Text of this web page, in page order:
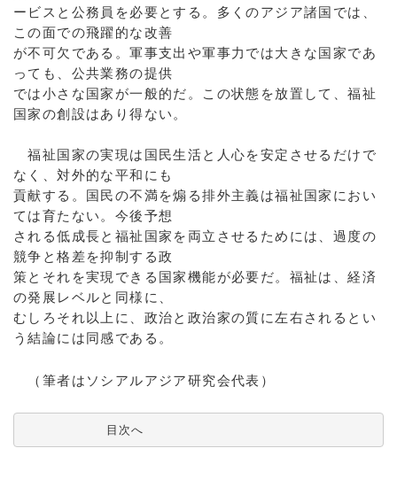
ービスと公務員を必要とする。多くのアジア諸国では、
この面での飛躍的な改善
が不可欠である。軍事支出や軍事力では大きな国家であ
っても、公共業務の提供
では小さな国家が一般的だ。この状態を放置して、福祉
国家の創設はあり得ない。
福祉国家の実現は国民生活と人心を安定させるだけで
なく、対外的な平和にも
貢献する。国民の不満を煽る排外主義は福祉国家におい
ては育たない。今後予想
される低成長と福祉国家を両立させるためには、過度の
競争と格差を抑制する政
策とそれを実現できる国家機能が必要だ。福祉は、経済
の発展レベルと同様に、
むしろそれ以上に、政治と政治家の質に左右されるとい
う結論には同感である。
（筆者はソシアルアジア研究会代表）
          目次へ